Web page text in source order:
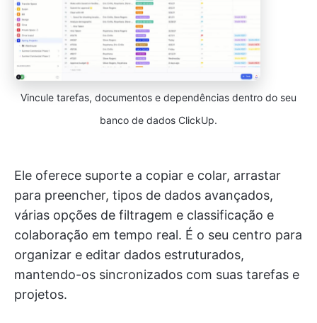
Vincule tarefas, documentos e dependências dentro do seu
banco de dados ClickUp.
Ele oferece suporte a copiar e colar, arrastar
para preencher, tipos de dados avançados,
várias opções de filtragem e classificação e
colaboração em tempo real. É o seu centro para
organizar e editar dados estruturados,
mantendo-os sincronizados com suas tarefas e
projetos.